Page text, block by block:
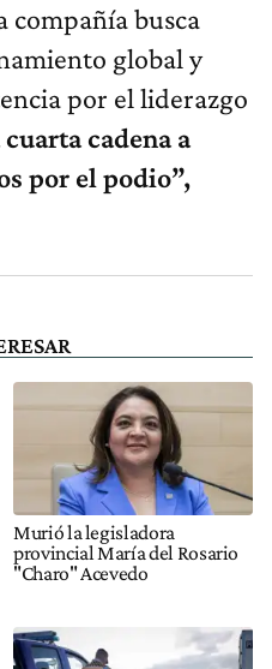
compañía busca
global y
por el liderazgo
cadena a
por el podio”,
Murió la legisladora
provincial María del Rosario
"Charo" Acevedo